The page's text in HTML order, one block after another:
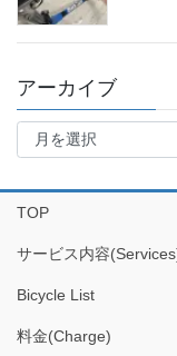
アーカイブ
ア
イ
ブ
TOP
サービス内容
Bicycle List
料金(Charge)